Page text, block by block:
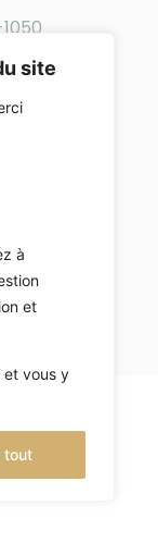
site
à
et
et vous y
tout